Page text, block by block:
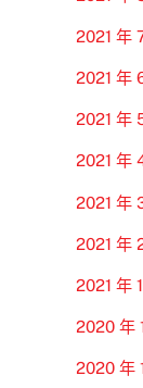
2021 年
2021 年
2021 年
2021 年
2021 年
2021 年
2021 年
2020 年
2020 年